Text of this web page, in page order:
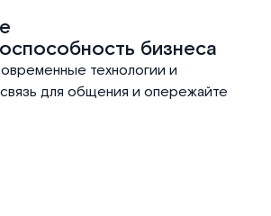
бизнеса
технологии и
для общения и опережайте